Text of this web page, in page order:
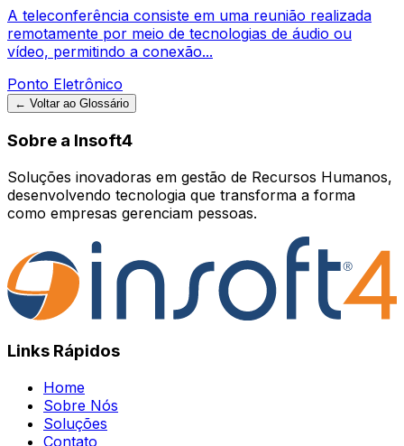
A teleconferência consiste em uma reunião realizada
remotamente por meio de tecnologias de áudio ou
vídeo, permitindo a conexão...
Ponto Eletrônico
← Voltar ao Glossário
Sobre a Insoft4
Soluções inovadoras em gestão de Recursos Humanos,
desenvolvendo tecnologia que transforma a forma
como empresas gerenciam pessoas.
Links Rápidos
Home
Sobre Nós
Soluções
Contato